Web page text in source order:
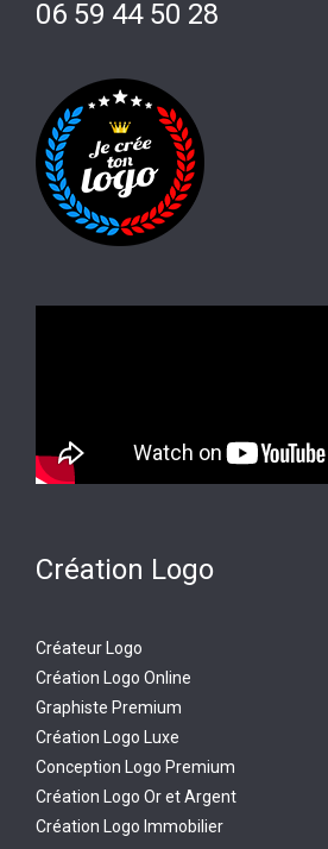
06 59 44 50 28
Création Logo
Créateur Logo
Création Logo Online
Graphiste Premium
Création Logo Luxe
Conception Logo Premium
Création Logo Or et Argent
Création Logo Immobilier